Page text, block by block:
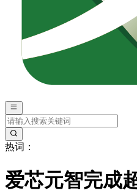
热词：
爱芯元智完成